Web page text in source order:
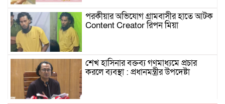
পরকীয়ার অভিযোগ গ্রামবাসীর হাতে আটক
Content Creator রিপন মিয়া
শেখ হাসিনার বক্তব্য গণমাধ্যমে প্রচার
করলে ব্যবস্থা : প্রধানমন্ত্রীর উপদেষ্টা